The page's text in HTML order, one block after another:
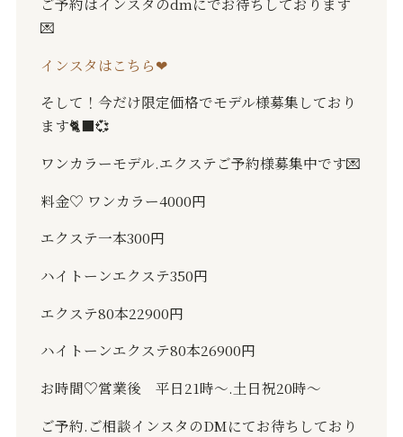
💌
インスタはこちら❤︎
そして！今だけ限定価格でモデル様募集しており
ます🐈‍⬛💞
ワンカラーモデル.エクステご予約様募集中です💌
料金♡ ワンカラー4000円
エクステ一本300円
ハイトーンエクステ350円
エクステ80本22900円
ハイトーンエクステ80本26900円
お時間♡営業後 平日21時〜.土日祝20時〜
ご予約. ご相談インスタのDMにてお待ちしており